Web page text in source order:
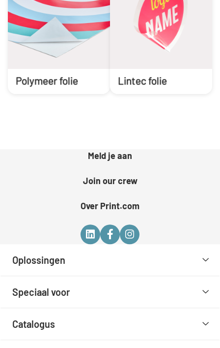
Polymeer folie Lintec folie
Meld je aan
Join our crew
Over Print.com
Oplossingen
Speciaal voor
Catalogus